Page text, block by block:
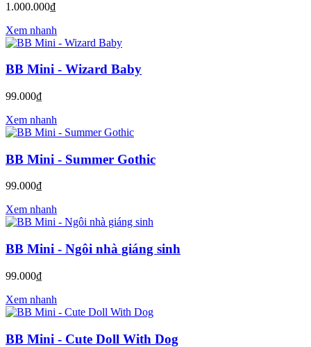
1.000.000₫
Xem nhanh
BB Mini - Wizard Baby
99.000₫
Xem nhanh
BB Mini - Summer Gothic
99.000₫
Xem nhanh
BB Mini - Ngôi nhà giáng sinh
99.000₫
Xem nhanh
BB Mini - Cute Doll With Dog